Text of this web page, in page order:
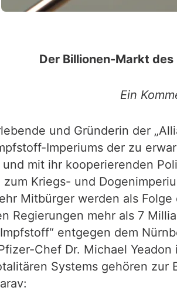
Der Billionen-Markt
Ein
und Gründerin der
Imperiums der zu
mit ihr kooperierenden
Kriegs- und
Mitbürger werden als
Regierungen mehr als 7
entgegen dem
Chef Dr. Michael
Systems gehören